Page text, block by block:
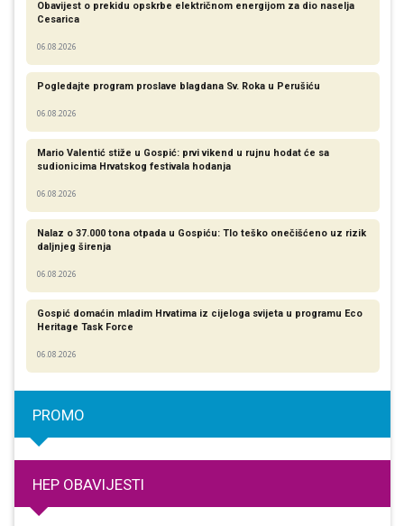
Obavijest o prekidu opskrbe električnom energijom za dio naselja
Cesarica
06.08.2026
Pogledajte program proslave blagdana Sv. Roka u Perušiću
06.08.2026
Mario Valentić stiže u Gospić: prvi vikend u rujnu hodat će sa
sudionicima Hrvatskog festivala hodanja
06.08.2026
Nalaz o 37.000 tona otpada u Gospiću: Tlo teško onečišćeno uz rizik
daljnjeg širenja
06.08.2026
Gospić domaćin mladim Hrvatima iz cijeloga svijeta u programu Eco
Heritage Task Force
06.08.2026
PROMO
HEP OBAVIJESTI